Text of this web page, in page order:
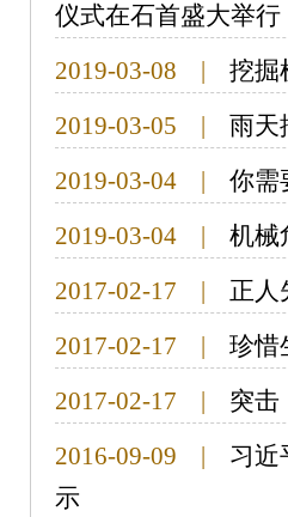
仪式在石首盛大举行
2019-03-08
|
挖掘
2019-03-05
|
雨天
2019-03-04
|
你需
2019-03-04
|
机械
2017-02-17
|
正人
2017-02-17
|
珍惜
2017-02-17
|
突击
2016-09-09
|
习近
示